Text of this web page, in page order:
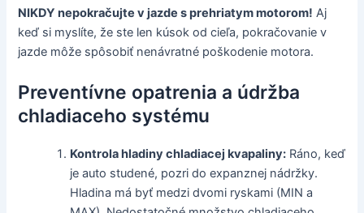
NIKDY nepokračujte v jazde s prehriatym motorom! Aj
keď si myslíte, že ste len kúsok od cieľa, pokračovanie v
jazde môže spôsobiť nenávratné poškodenie motora.
Preventívne opatrenia a údržba
chladiaceho systému
Kontrola hladiny chladiacej kvapaliny: Ráno, keď
je auto studené, pozri do expanznej nádržky.
Hladina má byť medzi dvomi ryskami (MIN a